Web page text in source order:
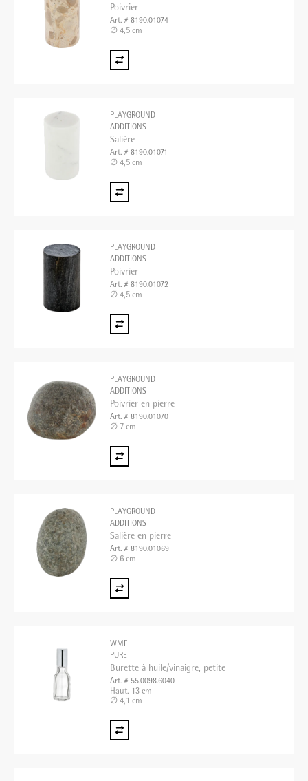
Poivrier
Art. # 8190.01074
∅ 4,5 cm
PLAYGROUND
ADDITIONS
Salière
Art. # 8190.01071
∅ 4,5 cm
PLAYGROUND
ADDITIONS
Poivrier
Art. # 8190.01072
∅ 4,5 cm
PLAYGROUND
ADDITIONS
Poivrier en pierre
Art. # 8190.01070
∅ 7 cm
PLAYGROUND
ADDITIONS
Salière en pierre
Art. # 8190.01069
∅ 6 cm
WMF
PURE
Burette à huile/vinaigre, petite
Art. # 55.0098.6040
Haut. 13 cm
∅ 4,1 cm